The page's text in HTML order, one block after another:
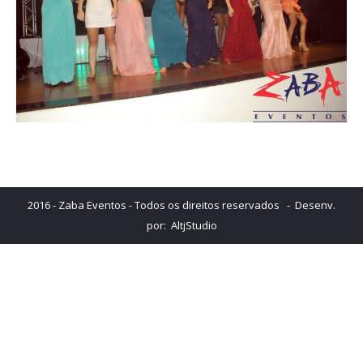
2016 - Zaba Eventos - Todos os direitos reservados - Desenv.
por: AltjStudio